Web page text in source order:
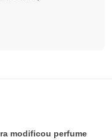
modificou perfume